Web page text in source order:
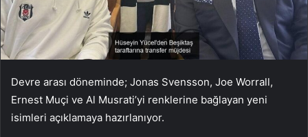
Devre arası döneminde; Jonas Svensson, Joe Worrall,
Ernest Muçi ve Al Musrati’yi renklerine bağlayan yeni
isimleri açıklamaya hazırlanıyor.